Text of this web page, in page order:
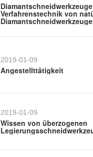
Verfahrenstechnik von
2019-01-09
Angestellttätigkeit
2019-01-09
Wissen von überzogenen